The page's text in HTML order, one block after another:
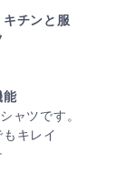
チンと服
能
ャツです。
キレイ